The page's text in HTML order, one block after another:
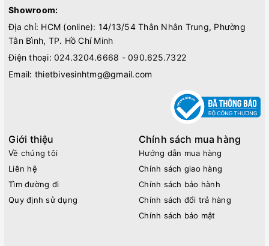
Showroom:
Địa chỉ: HCM (online): 14/13/54 Thân Nhân Trung, Phường
Tân Bình, TP. Hồ Chí Minh
Điện thoại: 024.3204.6668 - 090.625.7322
Email: thietbivesinhtmg@gmail.com
Giới thiệu
Về chúng tôi
Liên hệ
Tìm đường đi
Quy định sử dụng
Chính sách mua hàng
Hướng dẫn mua hàng
Chính sách giao hàng
Chính sách bảo hành
Chính sách đổi trả hàng
Chính sách bảo mật